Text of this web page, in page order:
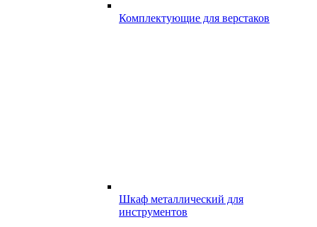
Комплектующие для верстаков
Шкаф металлический для
инструментов